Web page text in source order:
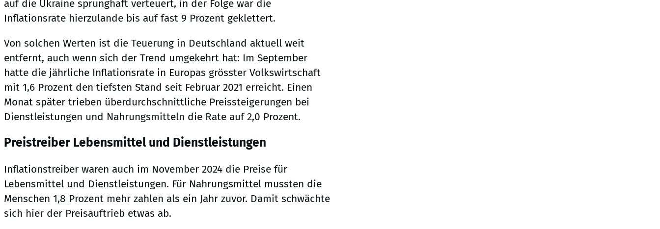
auf die Ukraine sprunghaft verteuert, in der Folge war die
Inflationsrate hierzulande bis auf fast 9 Prozent geklettert.
Von solchen Werten ist die Teuerung in Deutschland aktuell weit
entfernt, auch wenn sich der Trend umgekehrt hat: Im September
hatte die jährliche Inflationsrate in Europas grösster Volkswirtschaft
mit 1,6 Prozent den tiefsten Stand seit Februar 2021 erreicht. Einen
Monat später trieben überdurchschnittliche Preissteigerungen bei
Dienstleistungen und Nahrungsmitteln die Rate auf 2,0 Prozent.
Preistreiber Lebensmittel und Dienstleistungen
Inflationstreiber waren auch im November 2024 die Preise für
Lebensmittel und Dienstleistungen. Für Nahrungsmittel mussten die
Menschen 1,8 Prozent mehr zahlen als ein Jahr zuvor. Damit schwächte
sich hier der Preisauftrieb etwas ab.